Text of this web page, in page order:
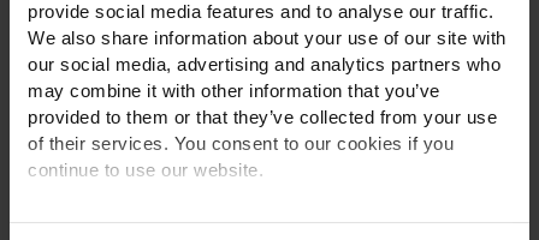
provide social media features and to analyse our traffic.
We also share information about your use of our site with
our social media, advertising and analytics partners who
may combine it with other information that you’ve
provided to them or that they’ve collected from your use
of their services. You consent to our cookies if you
continue to use our website.
PRIVACY POLICY
the visitor's device and
behavior. Tracks the
visitor across devices
and marketing
channels.
Marketing (10)
The intention is to display ads that are relevant and engaging